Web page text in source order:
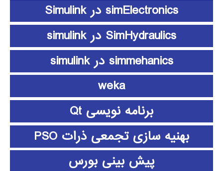
simElectronics در Simulink
SimHydraulics در simulink
simmehanics در simulink
weka
برنامه نویسی Qt
بهنیه سازی تجمعی ذرات PSO
پیش بینی بورس